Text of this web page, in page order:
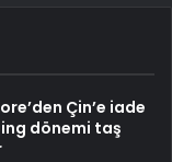
Çin’e iade
dönemi taş